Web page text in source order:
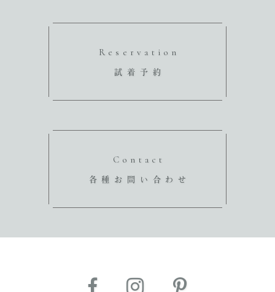
Reservation
試着予約
Contact
各種お問い合わせ